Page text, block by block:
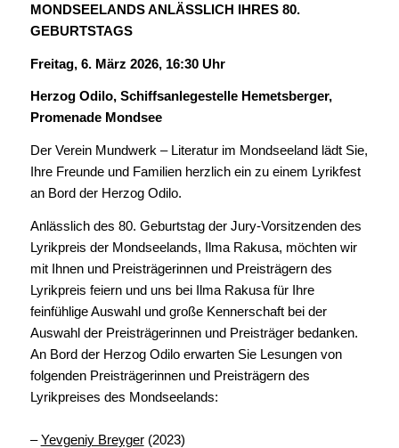
MONDSEELANDS ANLÄSSLICH IHRES 80.
GEBURTSTAGS
Freitag, 6. März 2026, 16:30 Uhr
Herzog Odilo, Schiffsanlegestelle Hemetsberger,
Promenade Mondsee
Der Verein Mundwerk – Literatur im Mondseeland lädt Sie,
Ihre Freunde und Familien herzlich ein zu einem Lyrikfest
an Bord der Herzog Odilo.
Anlässlich des 80. Geburtstag der Jury-Vorsitzenden des
Lyrikpreis der Mondseelands, Ilma Rakusa, möchten wir
mit Ihnen und Preisträgerinnen und Preisträgern des
Lyrikpreis feiern und uns bei Ilma Rakusa für Ihre
feinfühlige Auswahl und große Kennerschaft bei der
Auswahl der Preisträgerinnen und Preisträger bedanken.
An Bord der Herzog Odilo erwarten Sie Lesungen von
folgenden Preisträgerinnen und Preisträgern des
Lyrikpreises des Mondseelands:
–Yevgeniy Breyger(2023)